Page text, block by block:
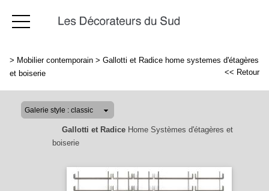
> Mobilier contemporain > Gallotti et Radice home systemes d'étagères
et boiserie
<< Retour
Gallotti et RadiceHome Systèmes d'étagères et
boiserie